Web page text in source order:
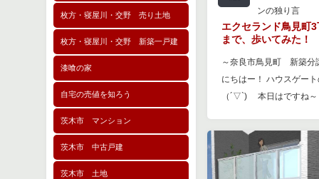
枚方・寝屋川・交野 売り土地
枚方・寝屋川・交野 新築一戸建
漆喰の家
自宅の売値を知ろう
茨木市 マンション
茨木市 中古戸建
茨木市 土地
ンの独り言
エクセランド鳥見
まで、歩いてみた！
～奈良市鳥見町 新築分
にちはー！ ハウスゲー
（´▽`)ゞ 本日はですね